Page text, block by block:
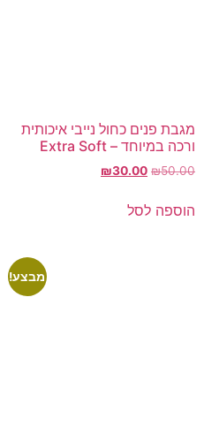
מגבת פנים כחול נייבי איכותית
ורכה במיוחד – Extra Soft
₪50.00
₪30.00
הוספה לסל
מבצע!